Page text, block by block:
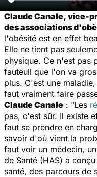
Claude Canale, vice-
des associations
l'obésité est en effet
Elle ne tient pas
physique. Ce n'est pas
fauteuil que l'on va
plus. C'est une
faut vraiment faire
Claude Canale : "Les
pas, c'est sûr. Il existe
faut se prendre en
savoir d'où vient la
faut voir un médecin,
de Santé (HAS) a
santé, des parcours de